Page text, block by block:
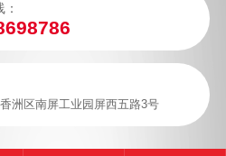
洲区南屏工业园屏西五路3号